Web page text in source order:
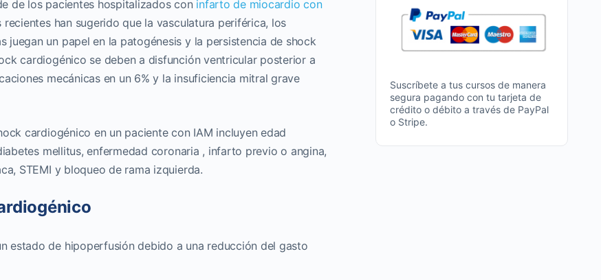
de los pacientes hospitalizados con infarto de miocardio con
recientes han sugerido que la vasculatura periférica, los
juegan un papel en la patogénesis y la persistencia de shock
cardiogénico se deben a disfunción ventricular posterior a
mecánicas en un 6% y la insuficiencia mitral grave
cardiogénico en un paciente con IAM incluyen edad
mellitus, enfermedad coronaria , infarto previo o angina,
STEMI y bloqueo de rama izquierda.
estado de hipoperfusión debido a una reducción del gasto
Suscríbete a tus cursos de manera
segura pagando con tu tarjeta de
crédito o débito a través de PayPal
o Stripe.